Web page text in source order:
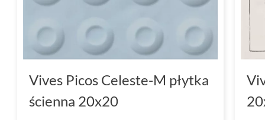
Vives Picos Celeste-M płytka
ścienna 20x20